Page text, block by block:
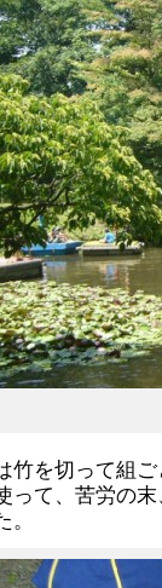
竹を切って組
って、苦労の